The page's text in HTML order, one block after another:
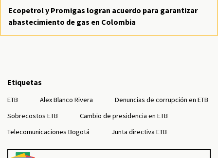
Ecopetrol y Promigas logran acuerdo para garantizar
abastecimiento de gas en Colombia
Etiquetas
ETB Alex Blanco Rivera
Denuncias de corrupción en ETB
Sobrecostos ETB
Cambio de presidencia en ETB
Telecomunicaciones Bogotá
Junta directiva ETB